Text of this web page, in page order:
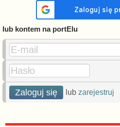
lub kontem na portElu
E-mail
Hasło
Zaloguj się lub zarejestruj